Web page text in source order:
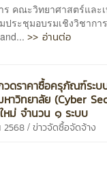
ร คณะวิทยาศาสตร์และ
ประชุมอบรมเชิงวิชากา
>> อ่านต่อ
วดราคาซื้อครุภัณฑ์ระ
หาวิทยาลัย (Cyber
หม่ จำนวน ๑ ระบบ
2568/ข่าวจัดซื้อจัดจ้าง